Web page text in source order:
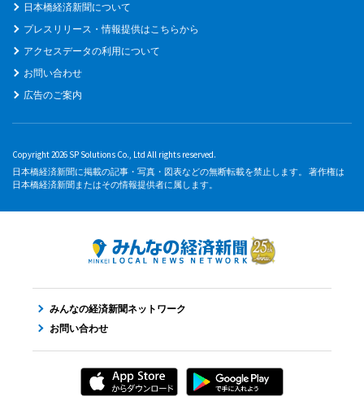
日本橋経済新聞について
プレスリリース・情報提供はこちらから
アクセスデータの利用について
お問い合わせ
広告のご案内
Copyright 2026 SP Solutions Co., Ltd All rights reserved.
日本橋経済新聞に掲載の記事・写真・図表などの無断転載を禁止します。 著作権は
日本橋経済新聞またはその情報提供者に属します。
みんなの経済新聞ネットワーク
お問い合わせ